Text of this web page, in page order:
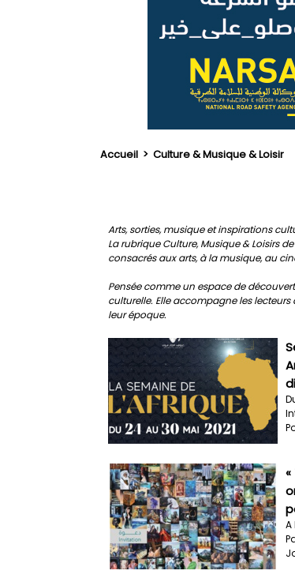
Accueil > Culture & Musique & Loisir
Arts, sorties, musique et inspirations
La rubrique Culture, Musique & Loisirs
consacrés aux arts, à la musique, au
Pensée comme un espace de
culturelle. Elle accompagne les lecteurs
leur époque.
A